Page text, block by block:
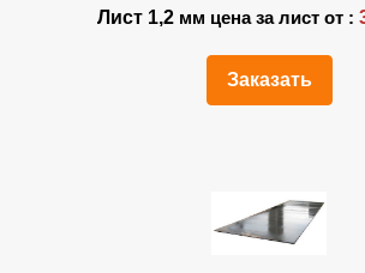
Лист 1,2мм цена за лист от :
Заказать